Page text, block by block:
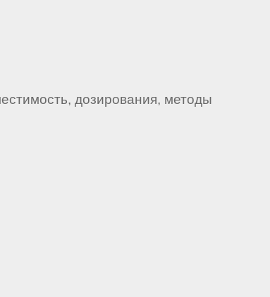
дозирования, методы